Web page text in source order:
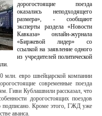
дорогостоящие поезда
оказались неподходящего
размера», - сообщают
эксперты раздела «Новости
Кавказа» онлайн-журнала
«Биржевой лидер» со
ссылкой на заявление одного
из учредителей политической
млн. евро швейцарской компании
современные поезда
Гиви Кублашвили рассказал, что
дорогостоящих поездов
подписано. Кроме этого, ГЖД уже
аванса.